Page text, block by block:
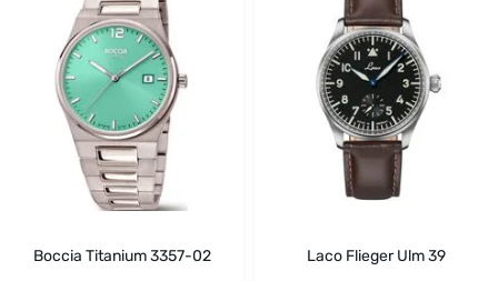
Boccia Titanium 3357-02 Laco Flieger Ulm 39